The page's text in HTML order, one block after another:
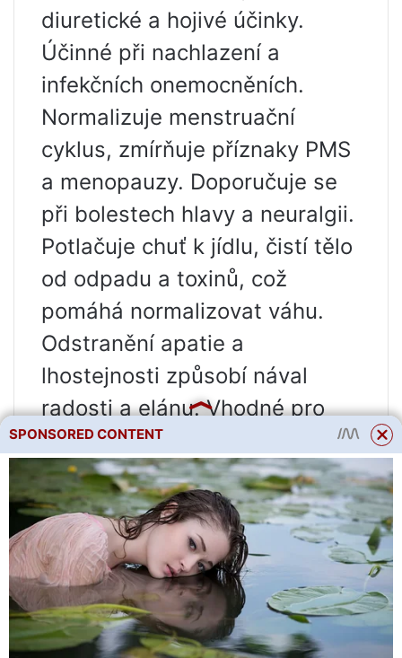
diuretické a hojivé účinky.
Účinné při nachlazení a
infekčních onemocněních.
Normalizuje menstruační
cyklus, zmírňuje příznaky PMS
a menopauzy. Doporučuje se
při bolestech hlavy a neuralgii.
Potlačuje chuť k jídlu, čistí tělo
od odpadu a toxinů, což
pomáhá normalizovat váhu.
Odstranění apatie a
lhostejnosti způsobí nával
radosti a elánu. Vhodné pro
všechny typy pleti. Reguluje
tvorbu kožního mazu, čistí a
stahuje póry, zvyšuje elasticitu
a vyrovnává texturu pleti.
Citronella je vytrvalá bylina
dosahující výšky jednoho
metru s výraznou citrónovou
SPONSORED CONTENT